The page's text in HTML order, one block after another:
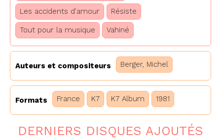
Les accidents d'amour Résiste
Tout pour la musique Vahiné
Auteurs et compositeurs Berger, Michel
Formats France K7 K7 Album 1981
DERNIERS DISQUES AJOUTÉS